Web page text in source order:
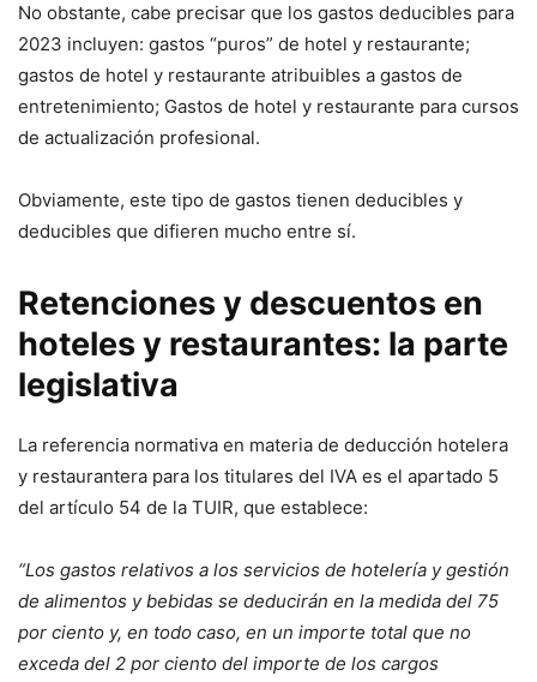
No obstante, cabe precisar que los gastos deducibles para
2023 incluyen: gastos “puros” de hotel y restaurante;
gastos de hotel y restaurante atribuibles a gastos de
entretenimiento; Gastos de hotel y restaurante para cursos
de actualización profesional.
Obviamente, este tipo de gastos tienen deducibles y
deducibles que difieren mucho entre sí.
Retenciones y descuentos en
hoteles y restaurantes: la parte
legislativa
La referencia normativa en materia de deducción hotelera
y restaurantera para los titulares del IVA es el apartado 5
del artículo 54 de la TUIR, que establece:
“Los gastos relativos a los servicios de hotelería y gestión
de alimentos y bebidas se deducirán en la medida del 75
por ciento y, en todo caso, en un importe total que no
exceda del 2 por ciento del importe de los cargos